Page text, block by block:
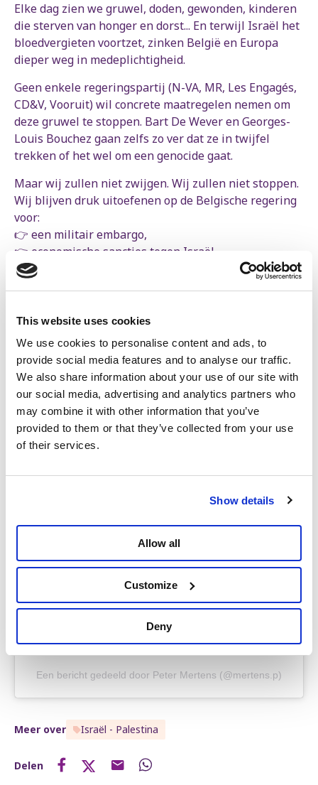
This website uses cookies
We use cookies to personalise content and ads, to
provide social media features and to analyse our traffic.
We also share information about your use of our site with
our social media, advertising and analytics partners who
may combine it with other information that you’ve
provided to them or that they’ve collected from your use
of their services.
Show details
Allow all
Customize
Deny
Elke dag zien we gruwel, doden, gewonden, kinderen
die sterven van honger en dorst... En terwijl Israël het
bloedvergieten voortzet, zinken België en Europa
dieper weg in medeplichtigheid.
Geen enkele regeringspartij (N-VA, MR, Les Engagés,
CD&V, Vooruit) wil concrete maatregelen nemen om
deze gruwel te stoppen. Bart De Wever en Georges-
Louis Bouchez gaan zelfs zo ver dat ze in twijfel
trekken of het wel om een genocide gaat.
Maar wij zullen niet zwijgen. Wij zullen niet stoppen.
Wij blijven druk uitoefenen op de Belgische regering
voor:
👉 een militair embargo,
👉 economische sancties tegen Israël,
👉 het uitwijzen van de Israëlische ambassadrice.
Stop de genocide. Free Palestine. 🍉
Een bericht gedeeld door Peter Mertens (@mertens.p)
Meer over Israël - Palestina
Delen